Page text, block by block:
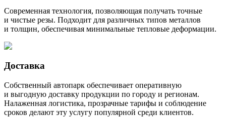
Современная технология, позволяющая получать точные
и чистые резы. Подходит для различных типов металлов
и толщин, обеспечивая минимальные тепловые деформации.
Доставка
Собственный автопарк обеспечивает оперативную
и выгодную доставку продукции по городу и регионам.
Налаженная логистика, прозрачные тарифы и соблюдение
сроков делают эту услугу популярной среди клиентов.